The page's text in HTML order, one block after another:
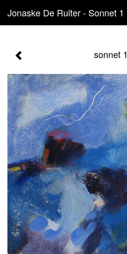
Jonaske De Ruiter - Sonnet 1
sonnet 1